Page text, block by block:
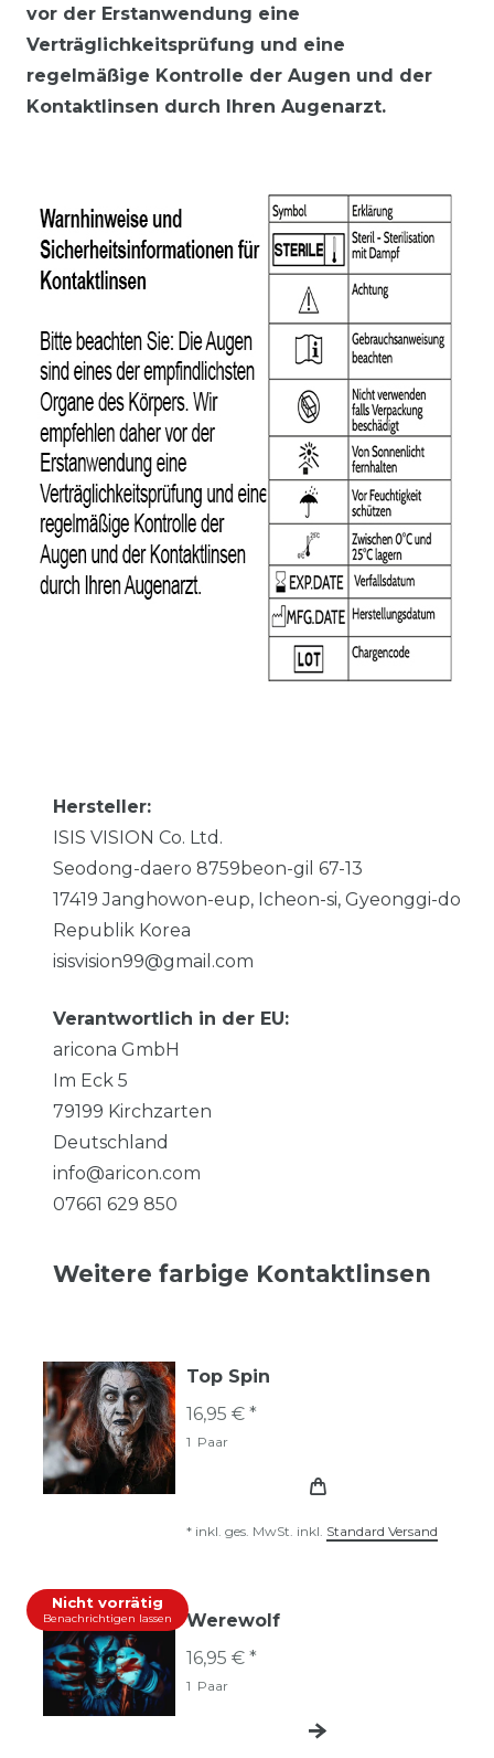
vor der Erstanwendung eine
Verträglichkeitsprüfung und eine
regelmäßige Kontrolle der Augen und der
Kontaktlinsen durch Ihren Augenarzt.
Hersteller:
ISIS VISION Co. Ltd.
Seodong-daero 8759beon-gil 67-13
17419 Janghowon-eup, Icheon-si, Gyeonggi-do
Republik Korea
isisvision99@gmail.com
Verantwortlich in der EU:
aricona GmbH
Im Eck 5
79199 Kirchzarten
Deutschland
info@aricon.com
07661 629 850
Weitere farbige Kontaktlinsen
Top Spin
16,95 € *
1 Paar
* inkl. ges. MwSt. inkl. Standard Versand
Nicht vorrätig
Benachrichtigen lassen
Werewolf
16,95 € *
1 Paar